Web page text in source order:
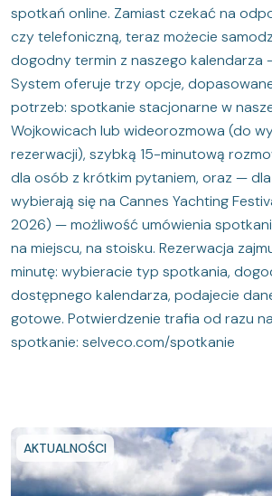
spotkań online. Zamiast czekać na
czy telefoniczną, teraz możecie
dogodny termin z naszego kalendarza
System oferuje trzy opcje,
potrzeb: spotkanie stacjonarne w
Wojkowicach lub wideorozmowa (do
rezerwacji), szybką 15-minutową
dla osób z krótkim pytaniem, oraz —
wybierają się na Cannes Yachting
2026) — możliwość umówienia
na miejscu, na stoisku. Rezerwacja
minutę: wybieracie typ spotkania,
dostępnego kalendarza, podajecie
gotowe. Potwierdzenie trafia od razu
spotkanie: selveco.com/spotkanie
AKTUALNOŚCI